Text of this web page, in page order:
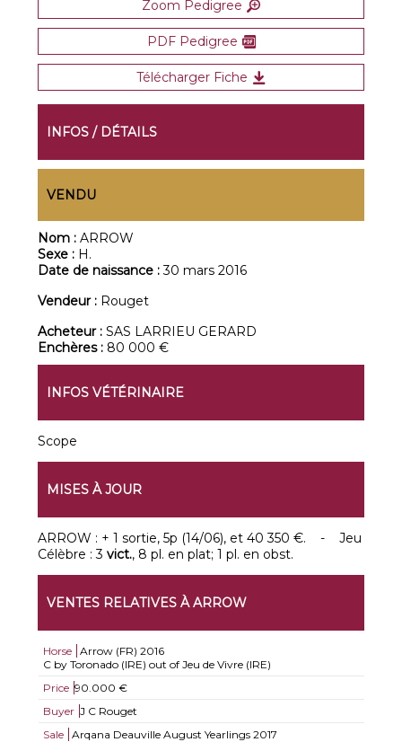
Zoom Pedigree
PDF Pedigree
Télécharger Fiche
INFOS / DÉTAILS
VENDU
Nom :ARROW
Sexe : H.
Date de naissance :30 mars 2016
Vendeur : Rouget
Acheteur :SAS LARRIEU GERARD
Enchères : 80 000 €
INFOS VÉTÉRINAIRE
Scope
MISES À JOUR
ARROW : + 1 sortie, 5p (14/06), et 40 350 €. - Jeu
Célèbre : 3vict., 8 pl. en plat; 1 pl. en obst.
VENTES RELATIVES À ARROW
Horse Arrow (FR) 2016
C by Toronado (IRE) out of Jeu de Vivre (IRE)
Price 90.000 €
Buyer J C Rouget
Sale
Arqana Deauville August Yearlings 2017